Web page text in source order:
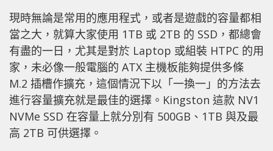
現時無論是常用的應用程式，或者是遊戲的容量都相
當之大，就算大家使用 1TB 或 2TB 的 SSD，都總會
有盡的一日，尤其是對於 Laptop 或組裝 HTPC 的用
家，未必像一般電腦的 ATX 主機板能夠提供多條
M.2 插槽作擴充，這個情況下以「一換一」的方法去
進行容量擴充就是最佳的選擇。Kingston 這款 NV1
NVMe SSD 在容量上就分別有 500GB、1TB 與及最
高 2TB 可供選擇。